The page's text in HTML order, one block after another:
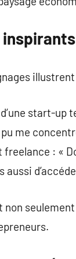
inspirants
start-up
pu me
: «
aussi